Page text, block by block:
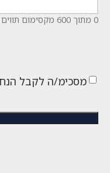
0 מתוך 600 מקסימום תווים
מסכימ/ה לקבל